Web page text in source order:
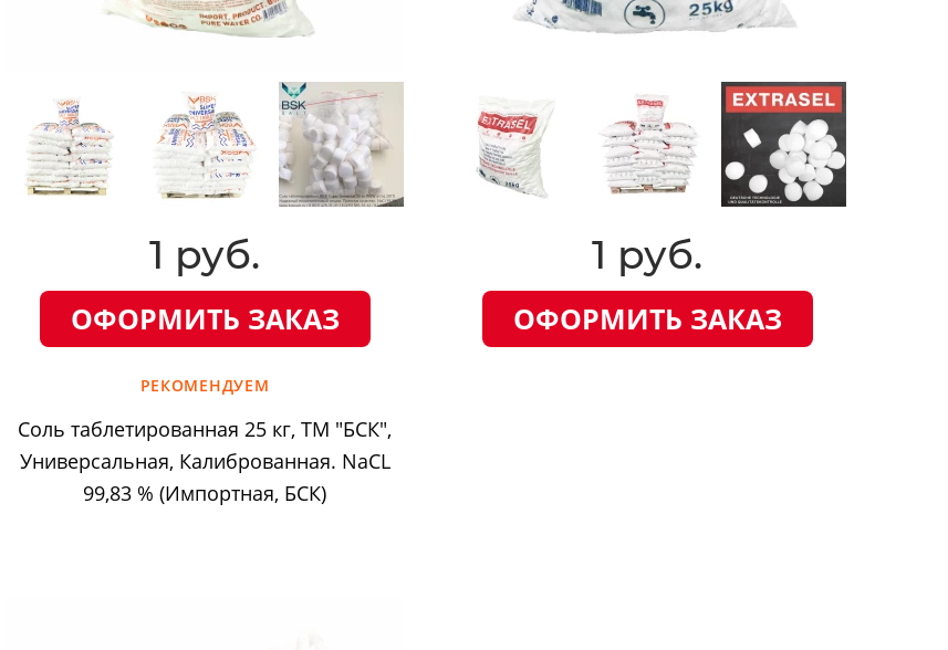
1 руб.
ОФОРМИТЬ ЗАКАЗ
1 руб.
ОФОРМИТЬ ЗАКАЗ
РЕКОМЕНДУЕМ
Соль таблетированная 25 кг, ТМ "БСК",
Универсальная, Калиброванная. NaCL
99,83 % (Импортная, БСК)